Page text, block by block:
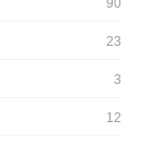
23
3
12